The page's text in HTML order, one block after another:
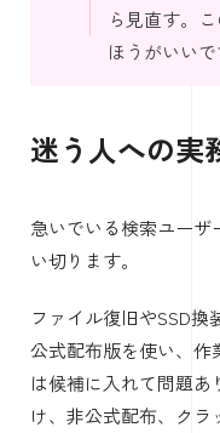
ら見直す。
ほうがいいで
迷う人への実
急いでいる検索ユー
い切ります。
ファイル復旧やSSD換
公式配布版を使い、作
は候補に入れて問題
け、非公式配布、ク